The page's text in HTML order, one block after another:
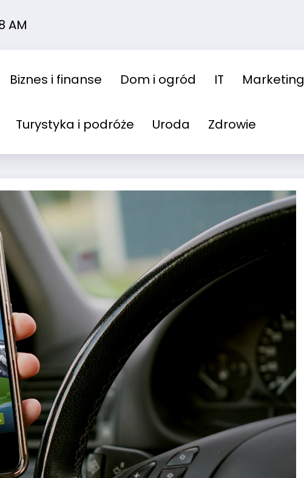
AM
Biznes i finanse Dom i ogród IT Marketing
Turystyka i podróże Uroda Zdrowie